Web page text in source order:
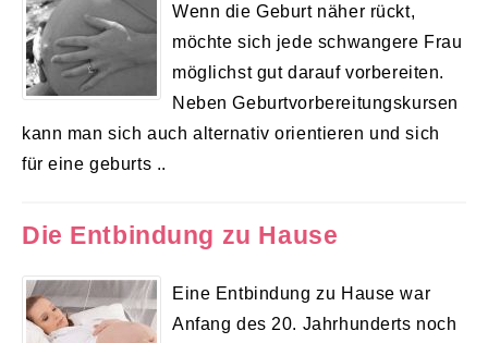
Wenn die Geburt näher rückt,
möchte sich jede schwangere Frau
möglichst gut darauf vorbereiten.
Neben Geburtvorbereitungskursen
kann man sich auch alternativ orientieren und sich
für eine geburts ..
Die Entbindung zu Hause
Eine Entbindung zu Hause war
Anfang des 20. Jahrhunderts noch